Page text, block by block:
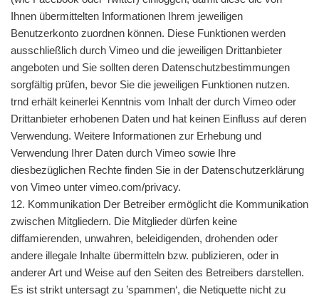
12. Kommunikation Der Betreiber ermöglicht die Kommunikation
zwischen Mitgliedern. Die Mitglieder dürfen keine
diffamierenden, unwahren, beleidigenden, drohenden oder
andere illegale Inhalte übermitteln bzw. publizieren, oder in
anderer Art und Weise auf den Seiten des Betreibers darstellen.
Es ist strikt untersagt zu ’spammen‘, die Netiquette nicht zu